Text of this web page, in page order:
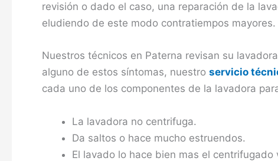
revisión o dado el caso, una reparación de la
eludiendo de este modo contratiempos mayores.
Nuestros técnicos en Paterna revisan su
alguno de estos síntomas, nuestro servicio
cada uno de los componentes de la lavadora
La lavadora no centrifuga.
Da saltos o hace mucho estruendos.
El lavado lo hace bien mas el centrifugado